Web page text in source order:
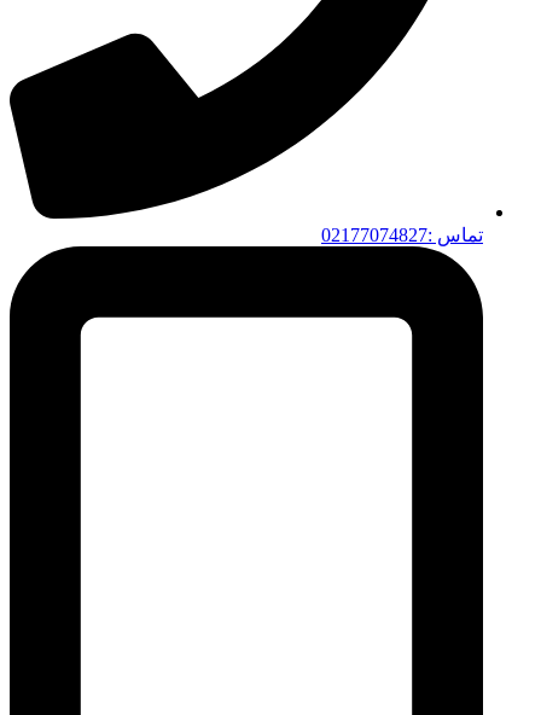
تماس :02177074827